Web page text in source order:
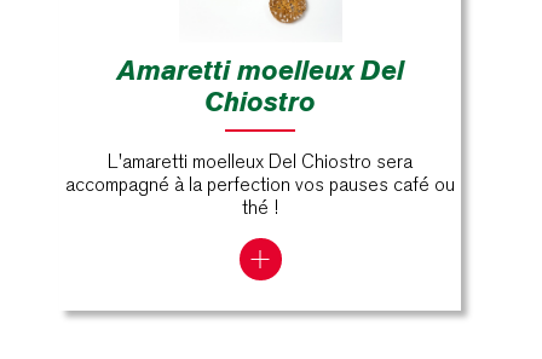
Amaretti moelleux Del
Chiostro
L'amaretti moelleux Del Chiostro sera
accompagné à la perfection vos pauses café ou
thé !